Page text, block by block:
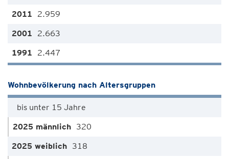
2.959
2.663
2.447
Wohnbevölkerung nach Altersgruppen
bis unter 15 Jahre
320
318